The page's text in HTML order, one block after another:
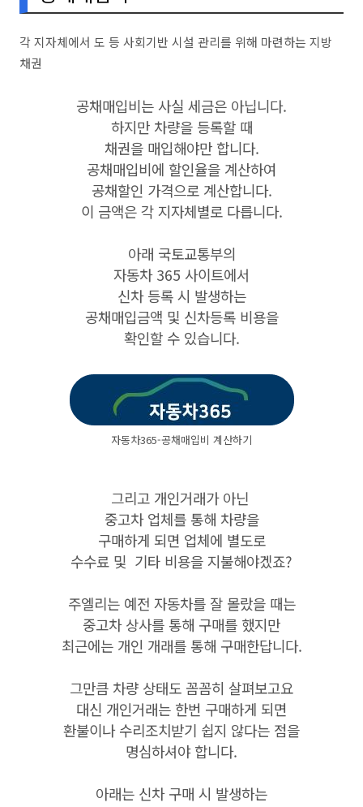
각 지자체에서 도 등 사회기반 시설 관리를 위해 마련하는 지방
채권
공채매입비는 사실 세금은 아닙니다.
하지만 차량을 등록할 때
채권을 매입해야만 합니다.
공채매입비에 할인율을 계산하여
공채할인 가격으로 계산합니다.
이 금액은 각 지자체별로 다릅니다.
아래 국토교통부의
자동차 365 사이트에서
신차 등록 시 발생하는
공채매입금액 및 신차등록 비용을
확인할 수 있습니다.
자동차365-공채매입비 계산하기
그리고 개인거래가 아닌
중고차 업체를 통해 차량을
구매하게 되면 업체에 별도로
수수료 및 기타 비용을 지불해야겠죠?
주엘리는 예전 자동차를 잘 몰랐을 때는
중고차 상사를 통해 구매를 했지만
최근에는 개인 개래를 통해 구매한답니다.
그만큼 차량 상태도 꼼꼼히 살펴보고요
대신 개인거래는 한번 구매하게 되면
환불이나 수리조치받기 쉽지 않다는 점을
명심하셔야 합니다.
아래는 신차 구매 시 발생하는